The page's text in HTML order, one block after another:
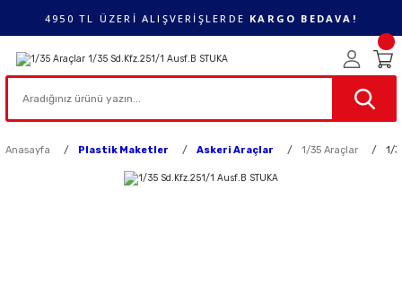
4950 TL ÜZERİ ALIŞVERİŞLERDE KARGO BEDAVA!
Anasayfa Plastik Maketler Askeri Araçlar 1/35 Araçlar 1/